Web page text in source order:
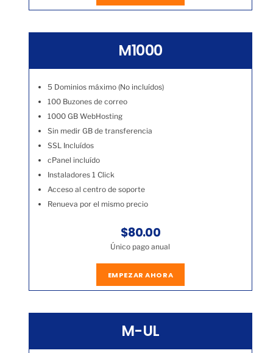
M1000
5 Dominios máximo (No incluídos)
100 Buzones de correo
1000 GB WebHosting
Sin medir GB de transferencia
SSL Incluídos
cPanel incluído
Instaladores 1 Click
Acceso al centro de soporte
Renueva por el mismo precio
$80.00
Único pago anual
EMPEZAR AHORA
M-UL